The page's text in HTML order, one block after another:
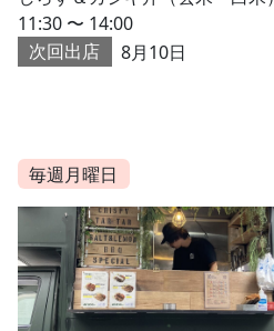
11:30 〜 14:00
次回出店
8月10日
毎週月曜日